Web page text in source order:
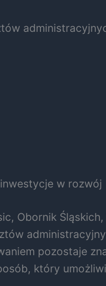
w rozwój
Obornik Śląskich,
pozostaje
który